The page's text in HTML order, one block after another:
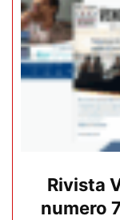
Rivista
numero